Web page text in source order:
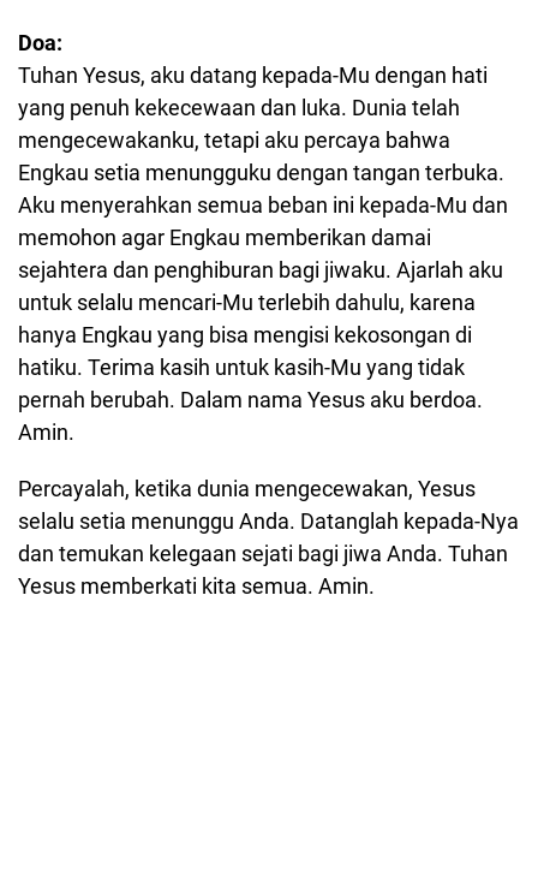
Doa:
Tuhan Yesus, aku datang kepada-Mu dengan hati
yang penuh kekecewaan dan luka. Dunia telah
mengecewakanku, tetapi aku percaya bahwa
Engkau setia menungguku dengan tangan terbuka.
Aku menyerahkan semua beban ini kepada-Mu dan
memohon agar Engkau memberikan damai
sejahtera dan penghiburan bagi jiwaku. Ajarlah aku
untuk selalu mencari-Mu terlebih dahulu, karena
hanya Engkau yang bisa mengisi kekosongan di
hatiku. Terima kasih untuk kasih-Mu yang tidak
pernah berubah. Dalam nama Yesus aku berdoa.
Amin.
Percayalah, ketika dunia mengecewakan, Yesus
selalu setia menunggu Anda. Datanglah kepada-Nya
dan temukan kelegaan sejati bagi jiwa Anda. Tuhan
Yesus memberkati kita semua. Amin.